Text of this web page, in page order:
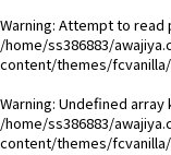
Warning: Attempt to read
/home/ss386883/
content/themes/
Warning: Undefined array
/home/ss386883/
content/themes/